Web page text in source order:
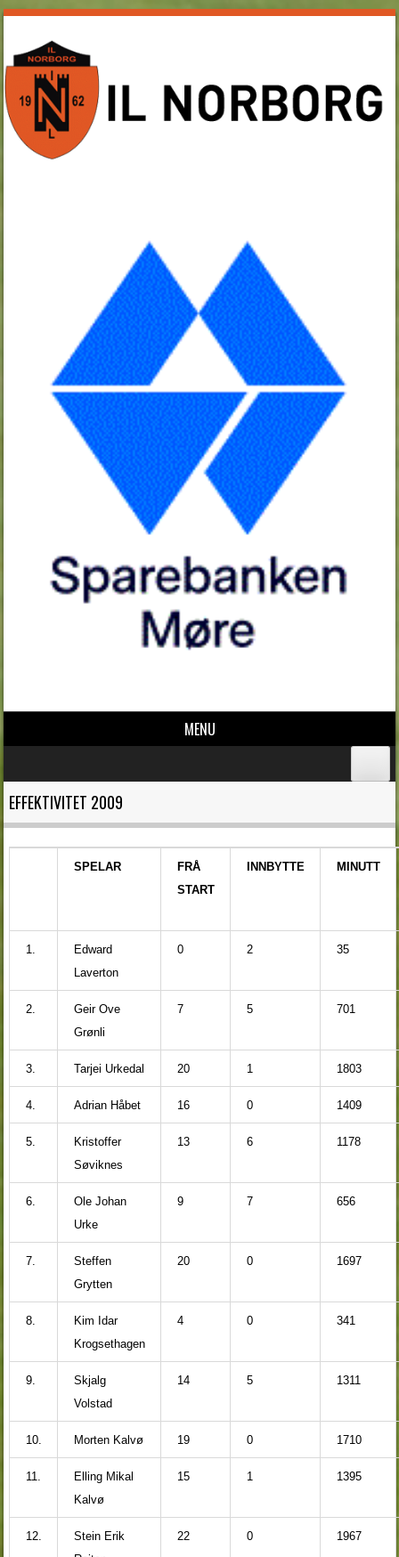
MENU
EFFEKTIVITET 2009
SPELAR
FRÅ
START
INNBYTTE MINUTT
1.
Edward
Laverton
0 2 35
2.
Geir Ove
Grønli
7 5 701
3. Tarjei Urkedal 20 1 1803
4. Adrian Håbet 16 0 1409
5.
Kristoffer
Søviknes
13 6 1178
6.
Ole Johan
Urke
9 7 656
7.
Steffen
Grytten
20 0 1697
8.
Kim Idar
Krogsethagen
4 0 341
9.
Skjalg
Volstad
14 5 1311
10. Morten Kalvø 19 0 1710
11.
Elling Mikal
Kalvø
15 1 1395
12.
Stein Erik
22 0 1967